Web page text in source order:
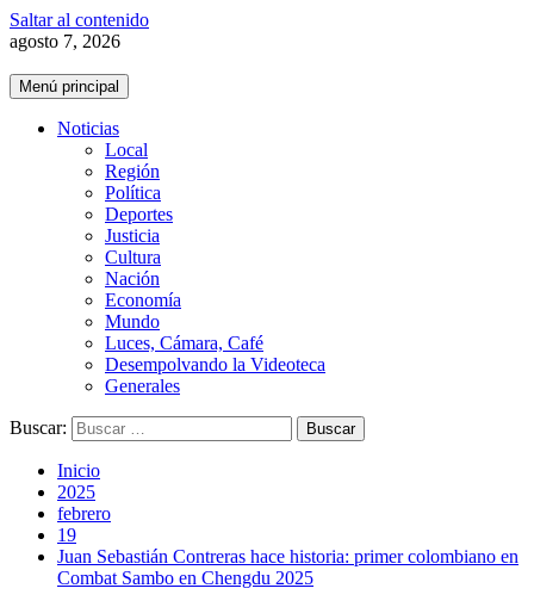
Saltar al contenido
agosto 7, 2026
Menú principal
Noticias
Local
Región
Política
Deportes
Justicia
Cultura
Nación
Economía
Mundo
Luces, Cámara, Café
Desempolvando la Videoteca
Generales
Buscar:
Inicio
2025
febrero
19
Juan Sebastián Contreras hace historia: primer colombiano en
Combat Sambo en Chengdu 2025